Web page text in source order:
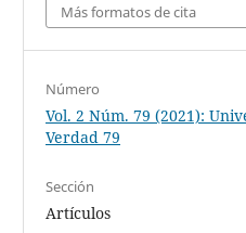
Más formatos de cita
Número
Vol. 2 Núm. 79 (2021):
Verdad 79
Sección
Artículos